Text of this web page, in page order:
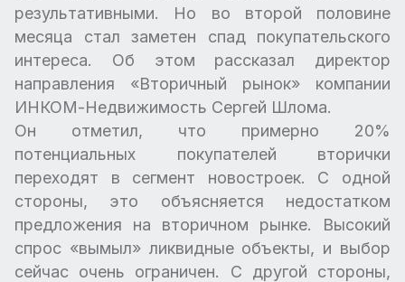
результативными. Но во второй половине
месяца стал заметен спад покупательского
интереса. Об этом рассказал директор
направления «Вторичный рынок» компании
ИНКОМ-Недвижимость Сергей Шлома.
Он отметил, что примерно 20%
потенциальных покупателей вторички
переходят в сегмент новостроек. С одной
стороны, это объясняется недостатком
предложения на вторичном рынке. Высокий
спрос «вымыл» ликвидные объекты, и выбор
сейчас очень ограничен. С другой стороны,